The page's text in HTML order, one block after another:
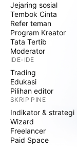
Jejaring sosial
Tembok Cinta
Refer teman
Program Kreator
Tata Tertib
Moderator
IDE-IDE
Trading
Edukasi
Pilihan editor
SKRIP PINE
Indikator & strategi
Wizard
Freelancer
Paid Space